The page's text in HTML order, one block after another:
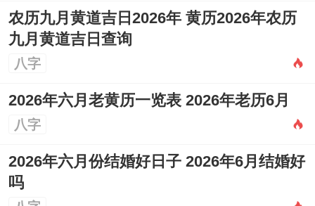
（亥时）。
适合人群：适合家庭举行核心仪式或祈求子
想一想:此日为“金匮”黄道吉日、财星入库-
酌...
农历九月黄道吉日2026年 黄历2026年农历
九月黄道吉日查询
八字
2026年六月老黄历一览表 2026年老历6月
八字
2026年六月份结婚好日子 2026年6月结婚好
吗